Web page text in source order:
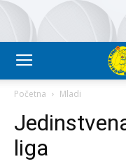
Početna Mladi
liga